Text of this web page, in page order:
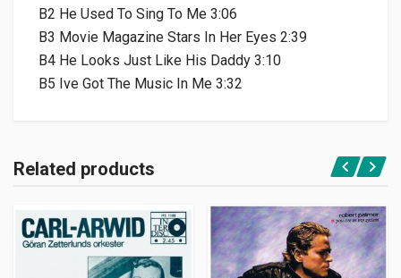
B2 He Used To Sing To Me 3:06
B3 Movie Magazine Stars In Her Eyes 2:39
B4 He Looks Just Like His Daddy 3:10
B5 Ive Got The Music In Me 3:32
Related products